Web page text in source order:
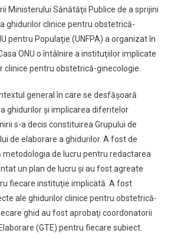
Ministerului Sănătăţii Publice de a sprijini
ghidurilor clinice pentru obstetrică-
pentru Populaţie (UNFPA) a organizat în
ONU o întâlnire a instituţiilor implicate
clinice pentru obstetrică-ginecologie.
general în care se desfăşoară
ghidurilor şi implicarea diferitelor
s-a decis constituirea Grupului de
de elaborare a ghidurilor. A fost de
de lucru pentru redactarea
un plan de lucru şi au fost agreate
fiecare instituţie implicată. A fost
ale ghidurilor clinice pentru obstetrică-
ghid au fost aprobaţi coordonatorii
(GTE) pentru fiecare subiect.